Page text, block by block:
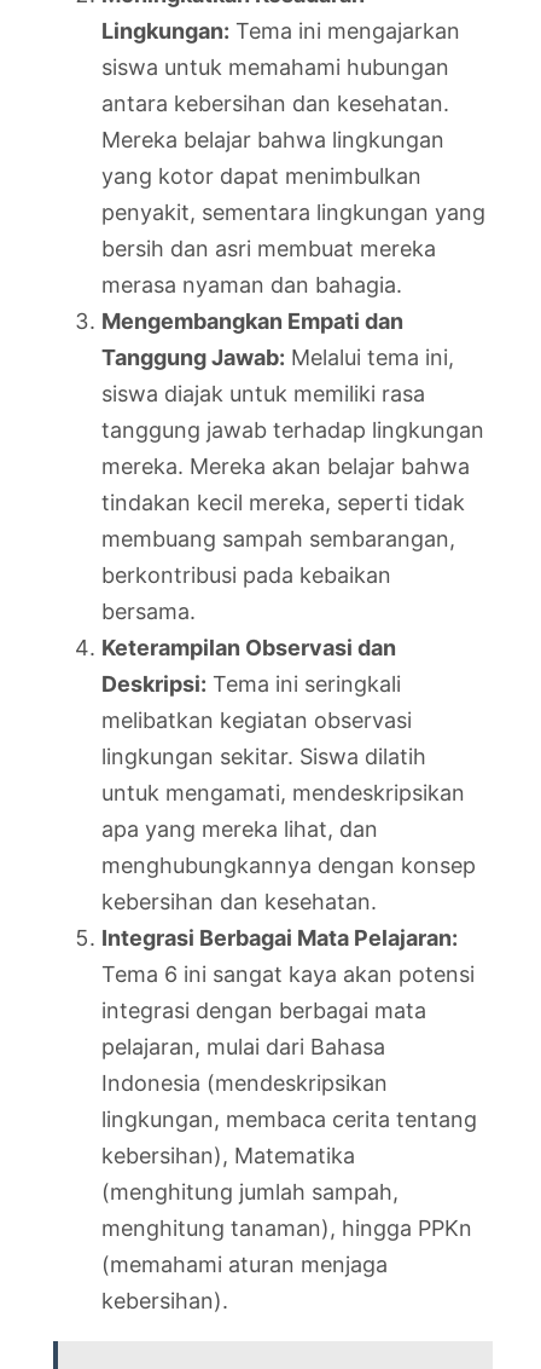
Lingkungan: Tema ini mengajarkan
siswa untuk memahami hubungan
antara kebersihan dan kesehatan.
Mereka belajar bahwa lingkungan
yang kotor dapat menimbulkan
penyakit, sementara lingkungan yang
bersih dan asri membuat mereka
merasa nyaman dan bahagia.
Mengembangkan Empati dan
Tanggung Jawab: Melalui tema ini,
siswa diajak untuk memiliki rasa
tanggung jawab terhadap lingkungan
mereka. Mereka akan belajar bahwa
tindakan kecil mereka, seperti tidak
membuang sampah sembarangan,
berkontribusi pada kebaikan
bersama.
Keterampilan Observasi dan
Deskripsi: Tema ini seringkali
melibatkan kegiatan observasi
lingkungan sekitar. Siswa dilatih
untuk mengamati, mendeskripsikan
apa yang mereka lihat, dan
menghubungkannya dengan konsep
kebersihan dan kesehatan.
Integrasi Berbagai Mata Pelajaran:
Tema 6 ini sangat kaya akan potensi
integrasi dengan berbagai mata
pelajaran, mulai dari Bahasa
Indonesia (mendeskripsikan
lingkungan, membaca cerita tentang
kebersihan), Matematika
(menghitung jumlah sampah,
menghitung tanaman), hingga PPKn
(memahami aturan menjaga
kebersihan).